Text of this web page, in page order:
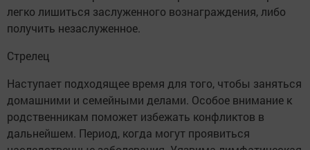
легко лишиться заслуженного вознаграждения, либо
получить незаслуженное.
Стрелец
Наступает подходящее время для того, чтобы заняться
домашними и семейными делами. Особое внимание к
родственникам поможет избежать конфликтов в
дальнейшем. Период, когда могут проявиться